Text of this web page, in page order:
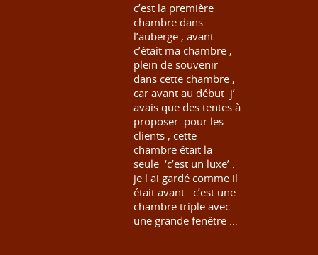
c’est la première
chambre dans
l’auberge , avant
c’était ma chambre ,
plein de souvenir
dans cette chambre ,
car avant au début j’
avais que des tentes à
proposer pour les
clients , cette
chambre était la
seule ‘c’est un luxe’ .
je l ai gardé comme il
était avant . c’est une
chambre triple avec
une grande fenêtre …